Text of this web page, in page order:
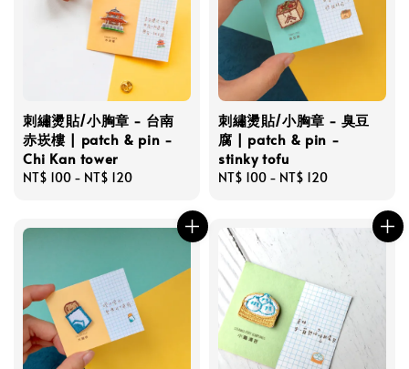
刺繡燙貼/小胸章 - 台南
赤崁樓 | patch & pin -
Chi Kan tower
Regular
NT$ 100 - NT$ 120
刺繡燙貼/小胸章 - 臭豆
腐 | patch & pin -
stinky tofu
Regular
NT$ 100 - NT$ 120